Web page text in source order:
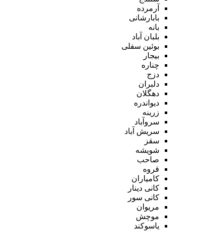
آرمرده
بابارشانی
بانه
بلبان آباد
بوئین سفلی
بیجار
چناره
دزج
دلبران
دهگلان
دیواندره
زرینه
سروآباد
سریش آباد
سقز
شویشه
صاحب
قروه
کامیاران
کانی دینار
کانی سور
مریوان
موچش
یاسوکند